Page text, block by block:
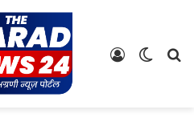
Switch
Log